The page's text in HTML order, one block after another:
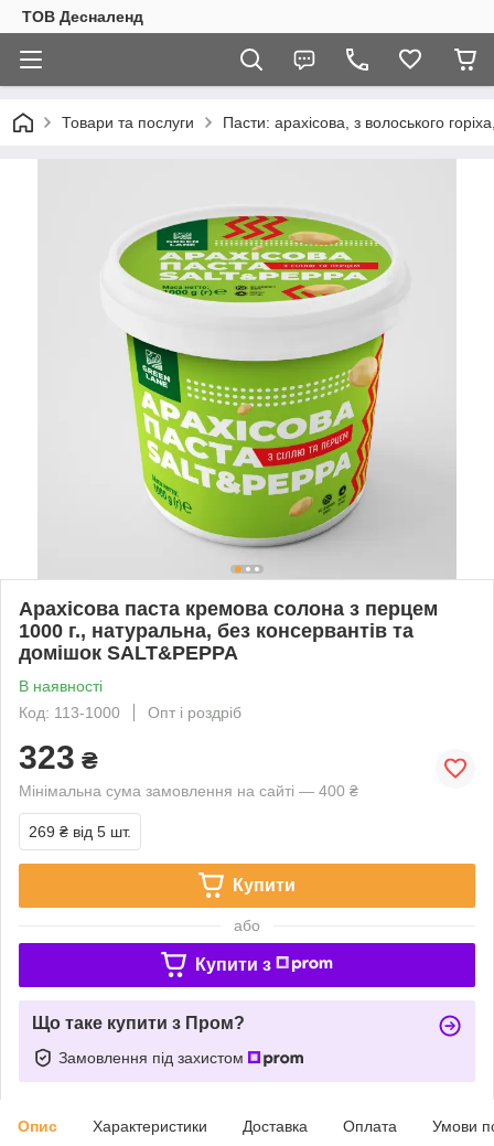
ТОВ Десналенд
Товари та послуги Пасти: арахісова, з волоського
Арахісова паста кремова солона з перцем
1000 г., натуральна, без консервантів та
домішок SALT&PEPPA
В наявності
Код: 113-1000
Опт і роздріб
323 ₴
Мінімальна сума замовлення на сайті — 400 ₴
269 ₴ від 5 шт.
Купити
або
Купити з
Що таке купити з Пром?
Замовлення під захистом
Опис Характеристики Доставка Оплата Умови